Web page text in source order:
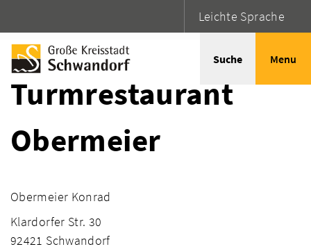
Leichte Sprache
Suche Menu
Turmrestaurant
Obermeier
Obermeier Konrad
Klardorfer Str. 30
92421 Schwandorf